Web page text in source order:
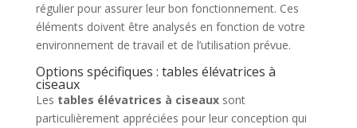
régulier pour assurer leur bon fonctionnement. Ces
éléments doivent être analysés en fonction de votre
environnement de travail et de l’utilisation prévue.
Options spécifiques : tables élévatrices à
ciseaux
Les tables élévatrices à ciseauxsont
particulièrement appréciées pour leur conception qui